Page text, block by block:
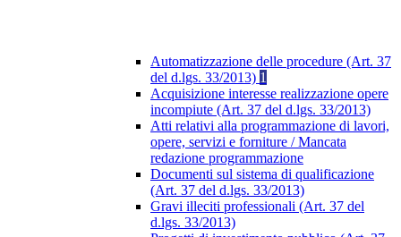
Automatizzazione delle procedure (Art. 37
del d.lgs. 33/2013) 1
Acquisizione interesse realizzazione opere
incompiute (Art. 37 del d.lgs. 33/2013)
Atti relativi alla programmazione di lavori,
opere, servizi e forniture / Mancata
redazione programmazione
Documenti sul sistema di qualificazione
(Art. 37 del d.lgs. 33/2013)
Gravi illeciti professionali (Art. 37 del
d.lgs. 33/2013)